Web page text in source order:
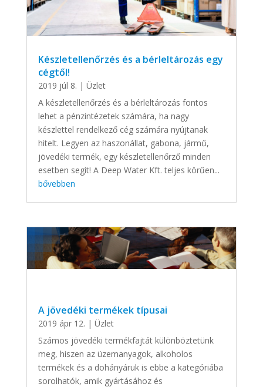
Készletellenőrzés és a bérleltározás egy
cégtől!
2019 júl 8. | Üzlet
A készletellenőrzés és a bérleltározás fontos
lehet a pénzintézetek számára, ha nagy
készlettel rendelkező cég számára nyújtanak
hitelt. Legyen az haszonállat, gabona, jármű,
jövedéki termék, egy készletellenőrző minden
esetben segít! A Deep Water Kft. teljes körűen...
bővebben
A jövedéki termékek típusai
2019 ápr 12. | Üzlet
Számos jövedéki termékfajtát különböztetünk
meg, hiszen az üzemanyagok, alkoholos
termékek és a dohányáruk is ebbe a kategóriába
sorolhatók, amik gyártásához és